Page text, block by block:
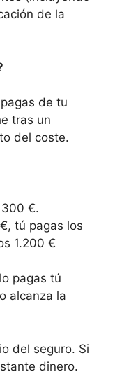
de la
de tu
tras un
del coste.
€.
tú pagas los
1.200 €
pagas tú
alcanza la
del seguro. Si
dinero.